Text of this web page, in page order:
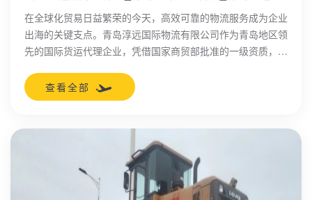
在全球化贸易日益繁荣的今天，高效可靠的物流服务成为企业
出海的关键支点。青岛淳远国际物流有限公司作为青岛地区领
先的国际货运代理企业，凭借国家商贸部批准的一级资质，致
件物流”和“青岛空运”为核心优势，结合海运、陆运及海陆空
联运，打造一站式服务体系，助力企业无缝连接全球市场。
查看全部